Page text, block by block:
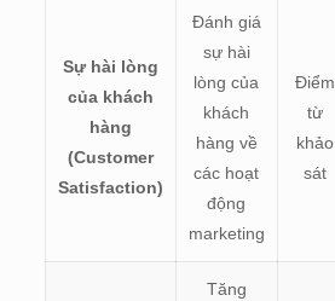
Sự hài lòng
của khách
hàng
(Customer
Satisfaction)
Đánh giá
sự hài
lòng của
khách
hàng về
các hoạt
động
marketing
Điểm
từ
khảo
sát
Tăng